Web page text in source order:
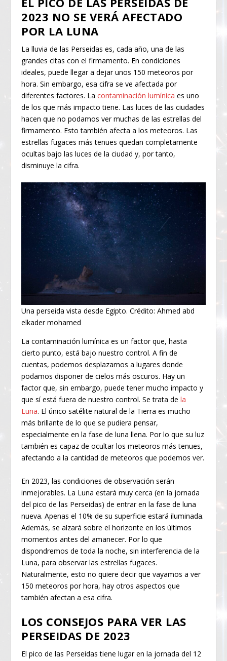
2023 NO SE VERÁ AFECTADO
POR LA LUNA
La lluvia de las Perseidas es, cada año, una de las
grandes citas con el firmamento. En condiciones
ideales, puede llegar a dejar unos 150 meteoros por
hora. Sin embargo, esa cifra se ve afectada por
diferentes factores. Lacontaminación lumínica es uno
de los que más impacto tiene. Las luces de las ciudades
hacen que no podamos ver muchas de las estrellas del
firmamento. Esto también afecta a los meteoros. Las
estrellas fugaces más tenues quedan completamente
ocultas bajo las luces de la ciudad y, por tanto,
disminuye la cifra.
Una perseida vista desde Egipto. Crédito: Ahmed abd
elkader mohamed
La contaminación lumínica es un factor que, hasta
cierto punto, está bajo nuestro control. A fin de
cuentas, podemos desplazarnos a lugares donde
podamos disponer de cielos más oscuros. Hay un
factor que, sin embargo, puede tener mucho impacto y
que sí está fuera de nuestro control. Se trata dela
Luna. El único satélite natural de la Tierra es mucho
más brillante de lo que se pudiera pensar,
especialmente en la fase de luna llena. Por lo que su luz
también es capaz de ocultar los meteoros más tenues,
afectando a la cantidad de meteoros que podemos ver.
En 2023, las condiciones de observación serán
inmejorables. La Luna estará muy cerca (en la jornada
del pico de las Perseidas) de entrar en la fase de luna
nueva. Apenas el 10% de su superficie estará iluminada.
Además, se alzará sobre el horizonte en los últimos
momentos antes del amanecer. Por lo que
dispondremos de toda la noche, sin interferencia de la
Luna, para observar las estrellas fugaces.
Naturalmente, esto no quiere decir que vayamos a ver
150 meteoros por hora, hay otros aspectos que
también afectan a esa cifra.
LOS CONSEJOS PARA VER LAS
PERSEIDAS DE 2023
El pico de las Perseidas tiene lugar en la jornada del 12